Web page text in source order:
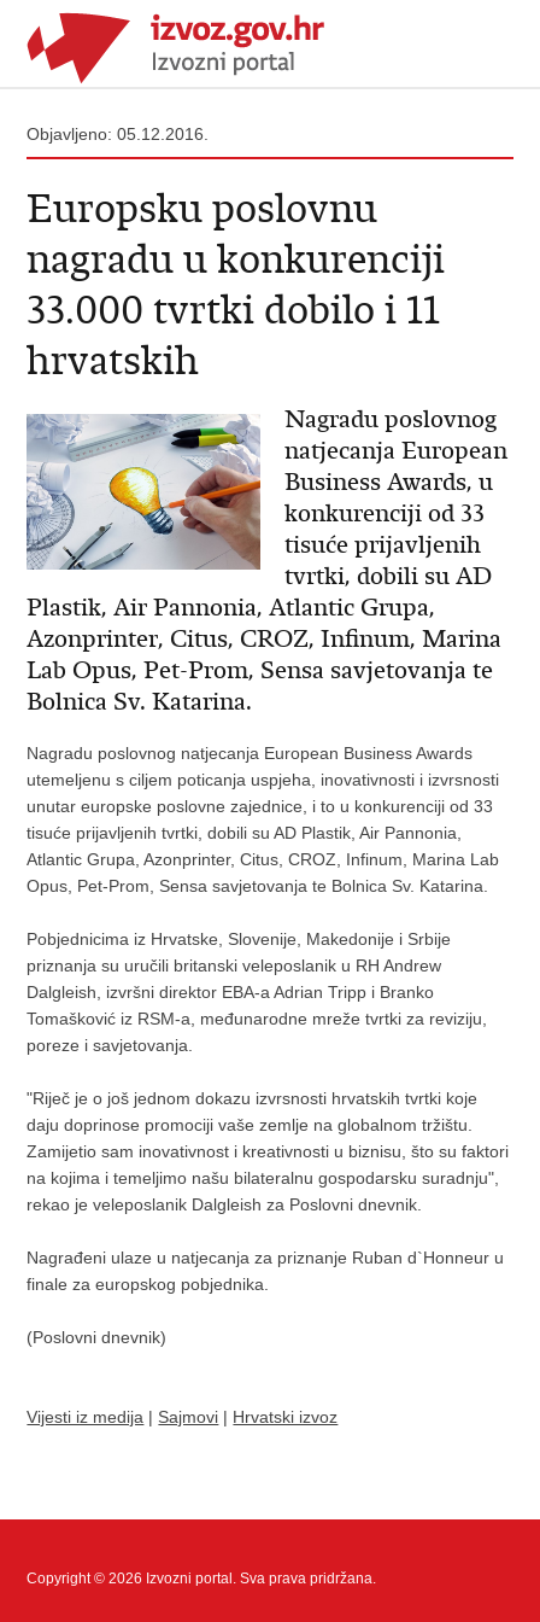
Objavljeno: 05.12.2016.
Europsku poslovnu
nagradu u konkurenciji
33.000 tvrtki dobilo i 11
hrvatskih
Nagradu poslovnog
natjecanja European
Business Awards, u
konkurenciji od 33
tisuće prijavljenih
tvrtki, dobili su AD
Plastik, Air Pannonia, Atlantic Grupa,
Azonprinter, Citus, CROZ, Infinum, Marina
Lab Opus, Pet-Prom, Sensa savjetovanja te
Bolnica Sv. Katarina.
Nagradu poslovnog natjecanja European Business Awards
utemeljenu s ciljem poticanja uspjeha, inovativnosti i izvrsnosti
unutar europske poslovne zajednice, i to u konkurenciji od 33
tisuće prijavljenih tvrtki, dobili su AD Plastik, Air Pannonia,
Atlantic Grupa, Azonprinter, Citus, CROZ, Infinum, Marina Lab
Opus, Pet-Prom, Sensa savjetovanja te Bolnica Sv. Katarina.
Pobjednicima iz Hrvatske, Slovenije, Makedonije i Srbije
priznanja su uručili britanski veleposlanik u RH Andrew
Dalgleish, izvršni direktor EBA-a Adrian Tripp i Branko
Tomašković iz RSM-a, međunarodne mreže tvrtki za reviziju,
poreze i savjetovanja.
"Riječ je o još jednom dokazu izvrsnosti hrvatskih tvrtki koje
daju doprinose promociji vaše zemlje na globalnom tržištu.
Zamijetio sam inovativnost i kreativnosti u biznisu, što su faktori
na kojima i temeljimo našu bilateralnu gospodarsku suradnju",
rekao je veleposlanik Dalgleish za Poslovni dnevnik.
Nagrađeni ulaze u natjecanja za priznanje Ruban d`Honneur u
finale za europskog pobjednika.
(Poslovni dnevnik)
Vijesti iz medija | Sajmovi | Hrvatski izvoz
Copyright © 2026 Izvozni portal. Sva prava pridržana.